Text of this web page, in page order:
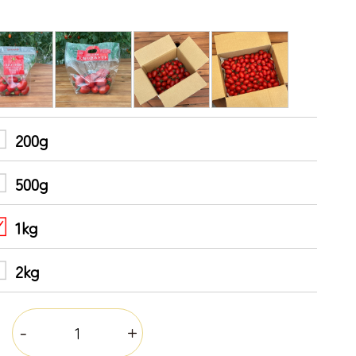
200g
500g
1kg
2kg